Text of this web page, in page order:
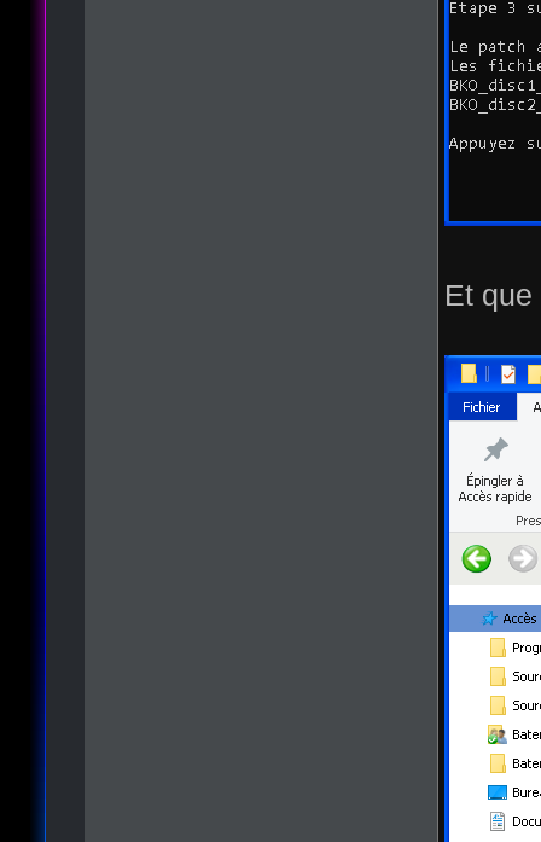
Et